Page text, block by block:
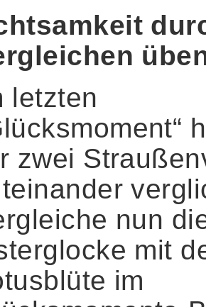
letzten
zwei
nun
mit
im